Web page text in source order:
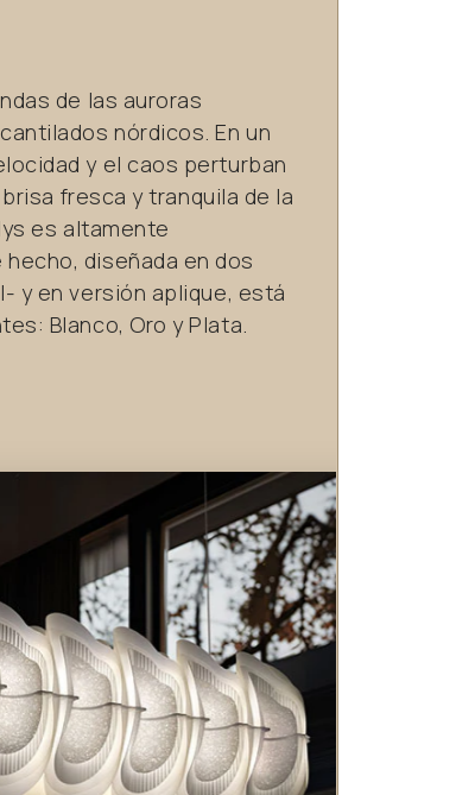
de las auroras
nórdicos. En un
y el caos perturban
fresca y tranquila de la
es altamente
diseñada en dos
y en versión aplique, está
Blanco, Oro y Plata.